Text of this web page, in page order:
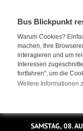
Bus Blickpunkt
Warum Cookies?
machen, Ihre
interagieren und um
Interessen
fortfahren", um die
Weitere Informationen
SAMSTAG, 08.